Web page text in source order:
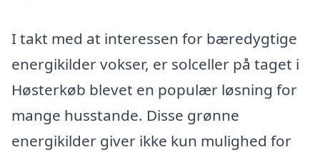
I takt med at interessen for bæredygtige
energikilder vokser, er solceller på taget i
Høsterkøb blevet en populær løsning for
mange husstande. Disse grønne
energikilder giver ikke kun mulighed for